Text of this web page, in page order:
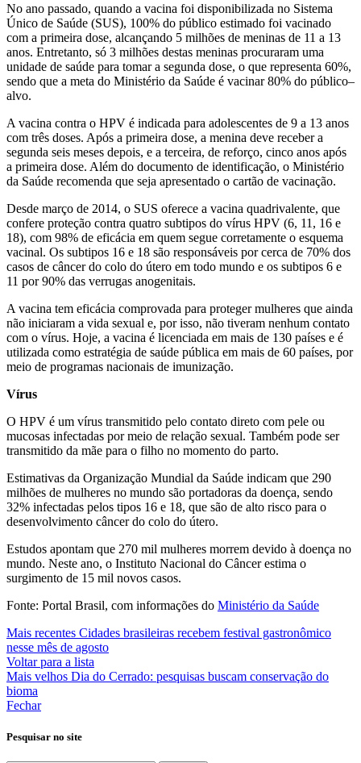
No ano passado, quando a vacina foi disponibilizada no Sistema
Único de Saúde (SUS), 100% do público estimado foi vacinado
com a primeira dose, alcançando 5 milhões de meninas de 11 a 13
anos. Entretanto, só 3 milhões destas meninas procuraram uma
unidade de saúde para tomar a segunda dose, o que representa 60%,
sendo que a meta do Ministério da Saúde é vacinar 80% do público–
alvo.
A vacina contra o HPV é indicada para adolescentes de 9 a 13 anos
com três doses. Após a primeira dose, a menina deve receber a
segunda seis meses depois, e a terceira, de reforço, cinco anos após
a primeira dose. Além do documento de identificação, o Ministério
da Saúde recomenda que seja apresentado o cartão de vacinação.
Desde março de 2014, o SUS oferece a vacina quadrivalente, que
confere proteção contra quatro subtipos do vírus HPV (6, 11, 16 e
18), com 98% de eficácia em quem segue corretamente o esquema
vacinal. Os subtipos 16 e 18 são responsáveis por cerca de 70% dos
casos de câncer do colo do útero em todo mundo e os subtipos 6 e
11 por 90% das verrugas anogenitais.
A vacina tem eficácia comprovada para proteger mulheres que ainda
não iniciaram a vida sexual e, por isso, não tiveram nenhum contato
com o vírus. Hoje, a vacina é licenciada em mais de 130 países e é
utilizada como estratégia de saúde pública em mais de 60 países, por
meio de programas nacionais de imunização.
Vírus
O HPV é um vírus transmitido pelo contato direto com pele ou
mucosas infectadas por meio de relação sexual. Também pode ser
transmitido da mãe para o filho no momento do parto.
Estimativas da Organização Mundial da Saúde indicam que 290
milhões de mulheres no mundo são portadoras da doença, sendo
32% infectadas pelos tipos 16 e 18, que são de alto risco para o
desenvolvimento câncer do colo do útero.
Estudos apontam que 270 mil mulheres morrem devido à doença no
mundo. Neste ano, o Instituto Nacional do Câncer estima o
surgimento de 15 mil novos casos.
Fonte: Portal Brasil, com informações do Ministério da Saúde
Mais recentes Cidades brasileiras recebem festival gastronômico
nesse mês de agosto
Voltar para a lista
Mais velhos Dia do Cerrado: pesquisas buscam conservação do
bioma
Fechar
Pesquisar no site